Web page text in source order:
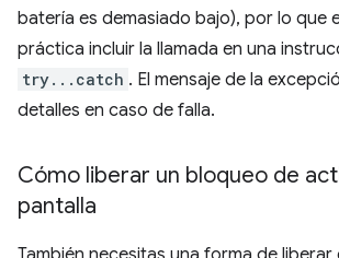
batería es demasiado bajo), por lo que
práctica incluir la llamada en una
try...catch . El mensaje de la
detalles en caso de falla.
Cómo liberar un bloqueo de
pantalla